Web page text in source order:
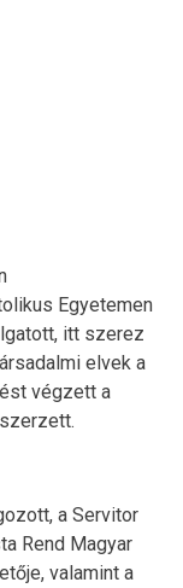
Egyetemen
itt szerez
elvek a
végzett a
a Servitor
Rend Magyar
valamint a